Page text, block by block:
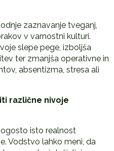
zaznavanje tveganj,
v varnostni kulturi.
slepe pege, izboljša
ter zmanjša operativne in
absentizma, stresa ali
različne nivoje
isto realnost
Vodstvo lahko meni, da